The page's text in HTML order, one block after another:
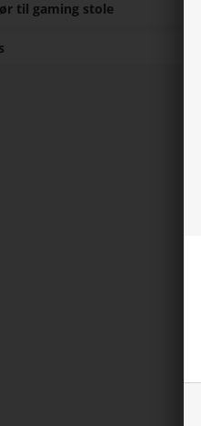
til gaming stole